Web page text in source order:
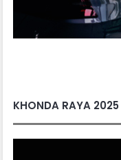
KHONDA RAYA 2025